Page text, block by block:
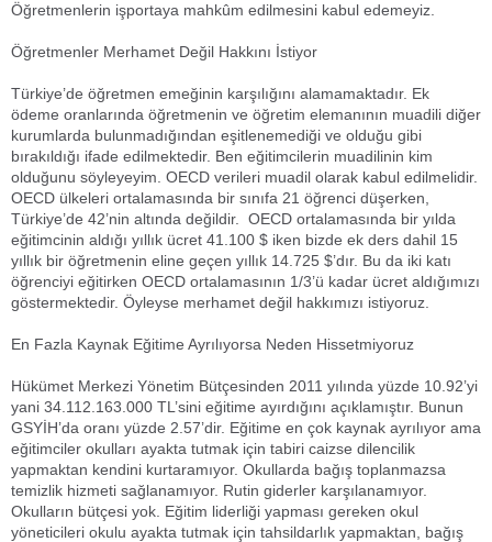
Öğretmenlerin işportaya mahkûm edilmesini kabul edemeyiz.
Öğretmenler Merhamet Değil Hakkını İstiyor
Türkiye’de öğretmen emeğinin karşılığını alamamaktadır. Ek
ödeme oranlarında öğretmenin ve öğretim elemanının muadili diğer
kurumlarda bulunmadığından eşitlenemediği ve olduğu gibi
bırakıldığı ifade edilmektedir. Ben eğitimcilerin muadilinin kim
olduğunu söyleyeyim. OECD verileri muadil olarak kabul edilmelidir.
OECD ülkeleri ortalamasında bir sınıfa 21 öğrenci düşerken,
Türkiye’de 42’nin altında değildir. OECD ortalamasında bir yılda
eğitimcinin aldığı yıllık ücret 41.100 $ iken bizde ek ders dahil 15
yıllık bir öğretmenin eline geçen yıllık 14.725 $’dır. Bu da iki katı
öğrenciyi eğitirken OECD ortalamasının 1/3’ü kadar ücret aldığımızı
göstermektedir. Öyleyse merhamet değil hakkımızı istiyoruz.
En Fazla Kaynak Eğitime Ayrılıyorsa Neden Hissetmiyoruz
Hükümet Merkezi Yönetim Bütçesinden 2011 yılında yüzde 10.92’yi
yani 34.112.163.000 TL’sini eğitime ayırdığını açıklamıştır. Bunun
GSYİH’da oranı yüzde 2.57’dir. Eğitime en çok kaynak ayrılıyor ama
eğitimciler okulları ayakta tutmak için tabiri caizse dilencilik
yapmaktan kendini kurtaramıyor. Okullarda bağış toplanmazsa
temizlik hizmeti sağlanamıyor. Rutin giderler karşılanamıyor.
Okulların bütçesi yok. Eğitim liderliği yapması gereken okul
yöneticileri okulu ayakta tutmak için tahsildarlık yapmaktan, bağış